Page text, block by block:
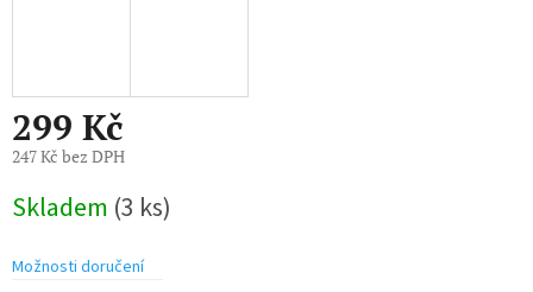
299 Kč
247 Kč bez DPH
cena:
Skladem (3 ks)
Možnosti doručení